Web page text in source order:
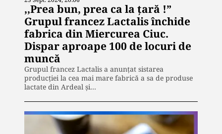
,,Prea bun, prea ca la țară !”
Grupul francez Lactalis închide
fabrica din Miercurea Ciuc.
Dispar aproape 100 de locuri de
muncă
Grupul francez Lactalis a anunțat sistarea
producției la cea mai mare fabrică a sa de produse
lactate din Ardeal și…